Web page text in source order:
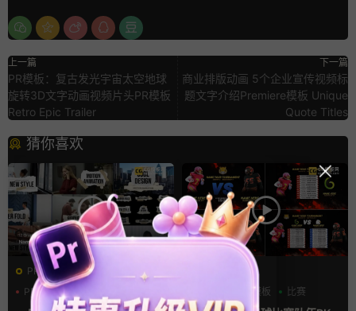
上一篇
PR模板：复古发光宇宙太空地球
旋转3D文字动画视频片头PR模板
Retro Epic Trailer
下一篇
商业排版动画 5个企业宣传视频标
题文字介绍Premiere模板 Unique
Quote Titles
猜你喜欢
PR基本图形mogrt
PR基本图形
人物介绍
字幕模板 比赛